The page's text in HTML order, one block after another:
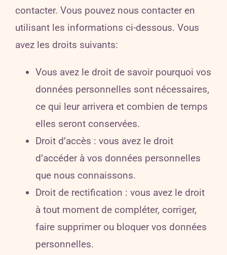
contacter. Vous pouvez nous contacter en
utilisant les informations ci-dessous. Vous
avez les droits suivants:
Vous avez le droit de savoir pourquoi vos
données personnelles sont nécessaires,
ce qui leur arrivera et combien de temps
elles seront conservées.
Droit d’accès : vous avez le droit
d’accéder à vos données personnelles
que nous connaissons.
Droit de rectification : vous avez le droit
à tout moment de compléter, corriger,
faire supprimer ou bloquer vos données
personnelles.